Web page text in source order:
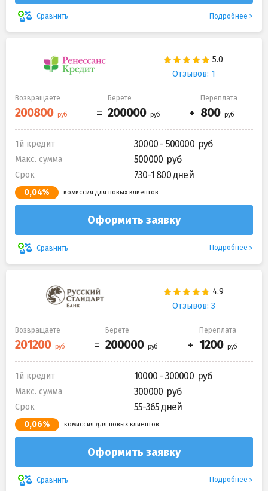
Сравнить Подробнее
Отзывов: 1
Возвращаете Берете Переплата
1й кредит 30000 - 500000
Макс. сумма 500000
Срок 730-1 800 дней
0,04% комиссия для новых клиентов
Оформить заявку
Сравнить Подробнее
Отзывов: 3
Возвращаете Берете Переплата
1й кредит 10000 - 300000
Макс. сумма 300000
Срок 55-365 дней
0,06% комиссия для новых клиентов
Оформить заявку
Сравнить Подробнее